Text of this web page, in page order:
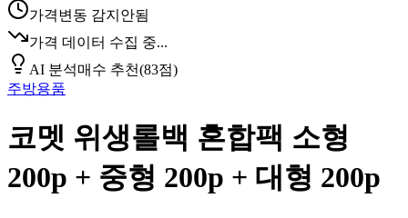
가격변동 감지안됨
가격 데이터 수집 중...
AI 분석매수 추천(83점)
주방용품
코멧 위생롤백 혼합팩 소형
200p + 중형 200p + 대형 200p